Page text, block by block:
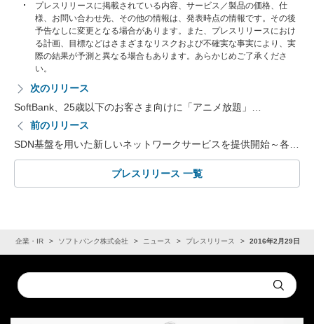
プレスリリースに掲載されている内容、サービス／製品の価格、仕
様、お問い合わせ先、その他の情報は、発表時点の情報です。その後
予告なしに変更となる場合があります。また、プレスリリースにおけ
る計画、目標などはさまざまなリスクおよび不確実な事実により、実
際の結果が予測と異なる場合もあります。あらかじめご了承くださ
い。
次のリリース
SoftBank、25歳以下のお客さま向けに「アニメ放題」…
前のリリース
SDN基盤を用いた新しいネットワークサービスを提供開始～各…
プレスリリース 一覧
企業・IR ソフトバンク株式会社 ニュース プレスリリース 2016年2月29日
Conduct
a
Submit